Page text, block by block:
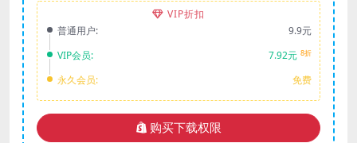
VIP折扣
普通用户:
9.9元
VIP会员:
7.92元 8折
永久会员: 免费
购买下载权限